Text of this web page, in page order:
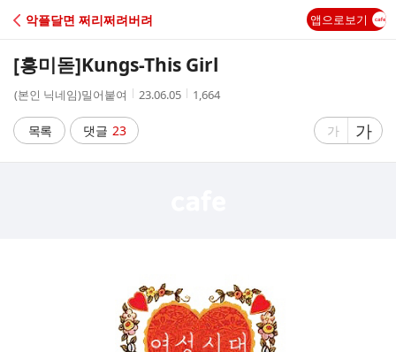
C
A
악플달면 쩌리쩌려버려 앱으로보기
[흥미돋]Kungs-This Girl
작
자
(본인 닉네임)밀어붙여
작
간
23.06.05
조
1,664
목록 댓글 23
글
가
글
자
가